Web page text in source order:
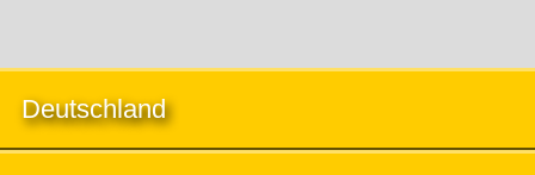
Deutschland